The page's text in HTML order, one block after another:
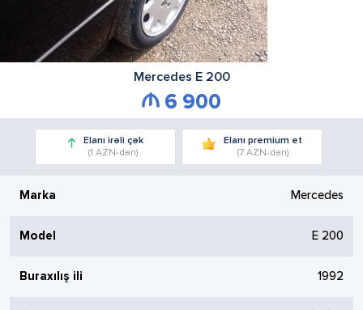
Mercedes E 200
6 900
Elanı irəli çək
(1 AZN-dən)
Elanı premium et
(7 AZN-dən)
Marka Mercedes
Model E 200
Buraxılış ili 1992